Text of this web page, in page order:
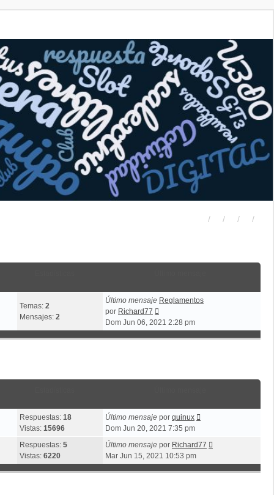
Temas: 2
Mensajes: 2
Último mensaje Reglamentos
por Richard77
último
mensaje
Dom Jun 06, 2021 2:28 pm
Respuestas: 18
Vistas: 15696
Último mensaje por quinux
Dom Jun 20, 2021 7:35 pm
Respuestas: 5
Vistas: 6220
Último mensaje por Richard77
Mar Jun 15, 2021 10:53 pm